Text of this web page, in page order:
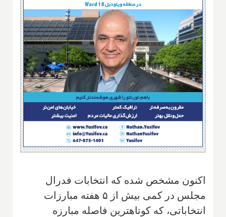
اکنون مشخص شده که انتخابات فدرال
مجلس در کمی بیش از ۵ هفته مبارزات
انتخاباتی، که کوتاهترین فاصله مبارزه